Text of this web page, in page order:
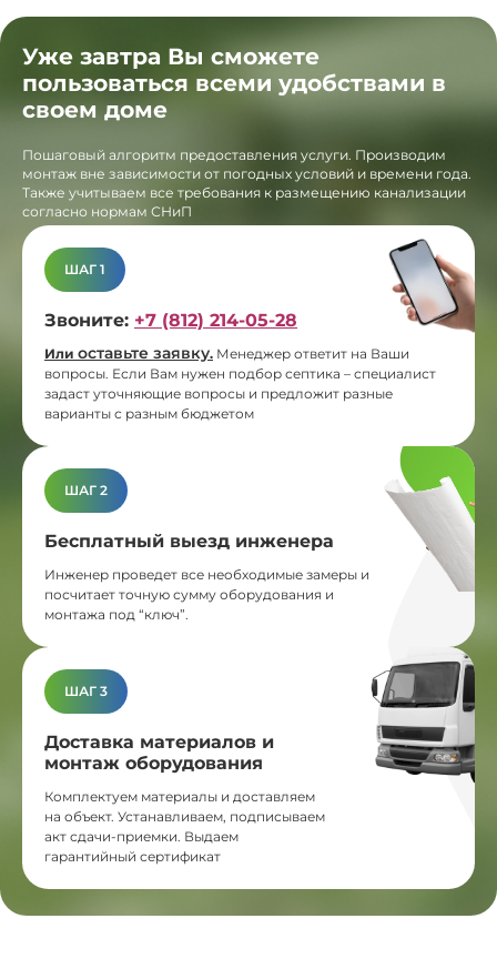
Уже завтра Вы сможете
пользоваться всеми удобствами в
своем доме
Пошаговый алгоритм предоставления услуги. Производим
монтаж вне зависимости от погодных условий и времени года.
Также учитываем все требования к размещению канализации
согласно нормам СНиП
ШАГ 1
Звоните: +7 (812) 214-05-28
Или оставьте заявку. Менеджер ответит на Ваши
вопросы. Если Вам нужен подбор септика – специалист
задаст уточняющие вопросы и предложит разные
варианты с разным бюджетом
ШАГ 2
Бесплатный выезд инженера
Инженер проведет все необходимые замеры и
посчитает точную сумму оборудования и
монтажа под “ключ”.
ШАГ 3
Доставка материалов и
монтаж оборудования
Комплектуем материалы и доставляем
на объект. Устанавливаем, подписываем
акт сдачи-приемки. Выдаем
гарантийный сертификат